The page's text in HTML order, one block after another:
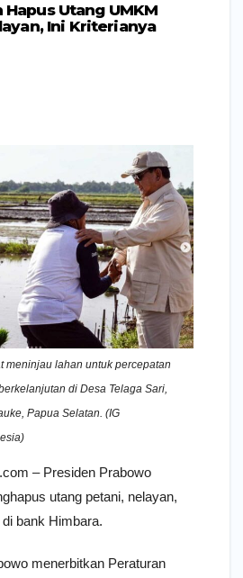
Utang UMKM
Ini Kriterianya
meninjau lahan untuk percepatan
di Desa Telaga Sari,
Papua Selatan. (IG
– Presiden Prabowo
utang petani, nelayan,
bank Himbara.
menerbitkan Peraturan